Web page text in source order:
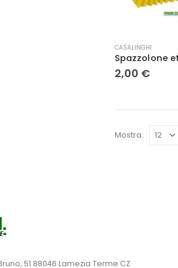
CASALINGHI
2,00 €
Mostra:
51 88046 Lamezia Terme CZ